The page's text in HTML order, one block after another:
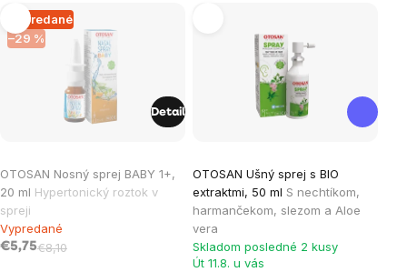
Výpis
produktov
Vypredané
–29 %
OTOSAN Nosný sprej BABY 1+,
20 ml Hypertonický roztok v
spreji
Vypredané
€5,75€8,10
Detail
OTOSAN Ušný sprej s BIO
extraktmi, 50 ml S nechtíkom,
harmančekom, slezom a Aloe
vera
Skladom posledné 2 kusy
Út 11.8. u vás